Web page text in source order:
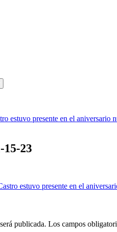
estuvo presente en el
15-23
estuvo presente en el
publicada. Los campos